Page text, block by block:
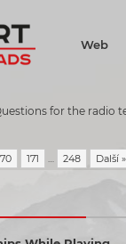
Web
for the radio
171 … 248 Další »